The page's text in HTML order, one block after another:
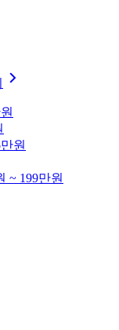
원
~ 199만원